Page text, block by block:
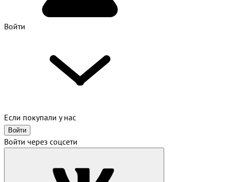
Войти
Если покупали у нас
Войти
Войти через соцсети